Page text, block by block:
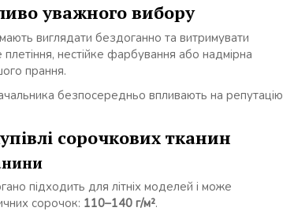
уважного вибору
виглядати бездоганно та витримувати
нестійке фарбування або надмірна
прання.
безпосередньо впливають на репутацію
сорочкових тканин
підходить для літніх моделей і може
сорочок: 110–140 г/м².